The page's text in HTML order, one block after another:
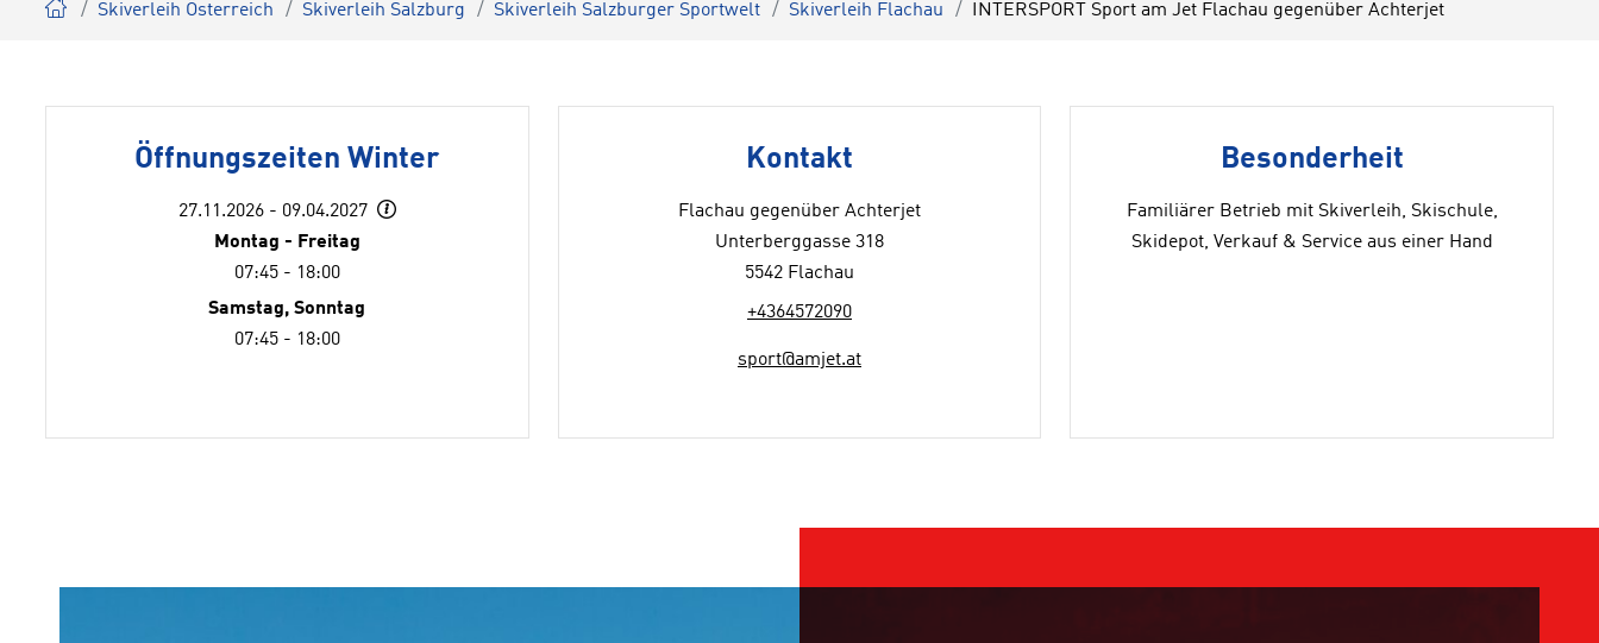
Skiverleih Österreich Skiverleih Salzburg Skiverleih Salzburger Sportwelt Skiverleih Flachau INTERSPORT Sport am Jet Flachau gegenüber Achterjet
Öffnungszeiten Winter
27.11.2026 - 09.04.2027
Montag - Freitag
07:45 - 18:00
Samstag, Sonntag
07:45 - 18:00
Kontakt
Flachau gegenüber Achterjet
Unterberggasse 318
5542 Flachau
+4364572090
sport@amjet.at
Besonderheit
Familiärer Betrieb mit Skiverleih, Skischule,
Skidepot, Verkauf & Service aus einer Hand